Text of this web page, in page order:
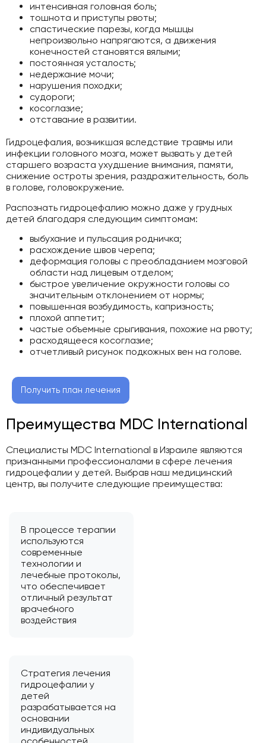
интенсивная головная боль;
тошнота и приступы рвоты;
спастические парезы, когда мышцы
непроизвольно напрягаются, а движения
конечностей становятся вялыми;
постоянная усталость;
недержание мочи;
нарушения походки;
судороги;
косоглазие;
отставание в развитии.
Гидроцефалия, возникшая вследствие травмы или
инфекции головного мозга, может вызвать у детей
старшего возраста ухудшение внимания, памяти,
снижение остроты зрения, раздражительность, боль
в голове, головокружение.
Распознать гидроцефалию можно даже у грудных
детей благодаря следующим симптомам:
выбухание и пульсация родничка;
расхождение швов черепа;
деформация головы с преобладанием мозговой
области над лицевым отделом;
быстрое увеличение окружности головы со
значительным отклонением от нормы;
повышенная возбудимость, капризность;
плохой аппетит;
частые объемные срыгивания, похожие на рвоту;
расходящееся косоглазие;
отчетливый рисунок подкожных вен на голове.
Получить план лечения
Преимущества MDC International
Специалисты MDC International в Израиле являются
признанными профессионалами в сфере лечения
гидроцефалии у детей. Выбрав наш медицинский
центр, вы получите следующие преимущества:
В процессе терапии
используются
современные
технологии и
лечебные протоколы,
что обеспечивает
отличный результат
врачебного
воздействия
Стратегия лечения
гидроцефалии у
детей
разрабатывается на
основании
индивидуальных
особенностей